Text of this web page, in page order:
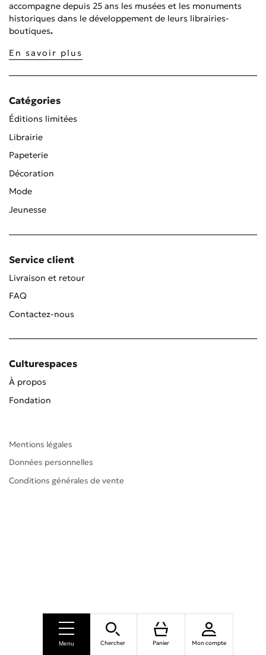
Menu Chercher Panier Mon compte
accompagne depuis 25 ans les musées et les monuments
historiques dans le développement de leurs librairies-
boutiques.
En savoir plus
Catégories
Éditions limitées
Librairie
Papeterie
Décoration
Mode
Jeunesse
Service client
Livraison et retour
FAQ
Contactez-nous
Culturespaces
À propos
Fondation
Mentions légales
Données personnelles
Conditions générales de vente